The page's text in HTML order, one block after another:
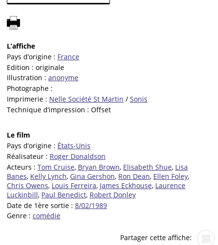
L’affiche
Pays d’origine : France
Edition : originale
Illustration : anonyme
Photographe :
Imprimerie : Nelle Société St Martin / Sonis
Technique d’impression : Offset
Le film
Pays d’origine : États-Unis
Réalisateur : Roger Donaldson
Acteurs : Tom Cruise, Bryan Brown, Elisabeth Shue, Lisa
Banes, Kelly Lynch, Gina Gershon, Ron Dean, Ellen Foley,
Chris Owens, Louis Ferreira, James Eckhouse, Laurence
Luckinbill, Paul Benedict, Robert Donley
Date de 1ère sortie : 8/02/1989
Genre : comédie
Partager cette affiche: